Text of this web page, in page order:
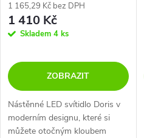
1 165,29 Kč bez DPH
1 410 Kč
Skladem 4 ks
ZOBRAZIT
Nástěnné LED svítidlo Doris v
moderním designu, které si
můžete otočným kloubem